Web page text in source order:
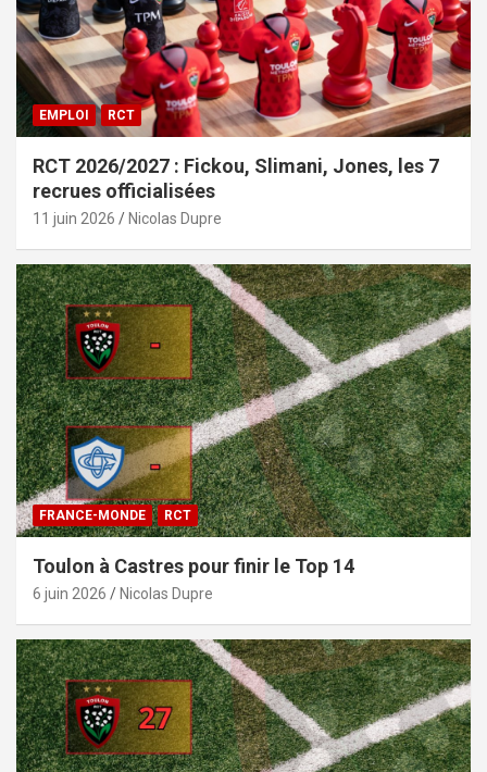
EMPLOI RCT
RCT 2026/2027 : Fickou, Slimani, Jones, les 7
recrues officialisées
11 juin 2026 Nicolas Dupre
FRANCE-MONDE RCT
Toulon à Castres pour finir le Top 14
6 juin 2026 Nicolas Dupre